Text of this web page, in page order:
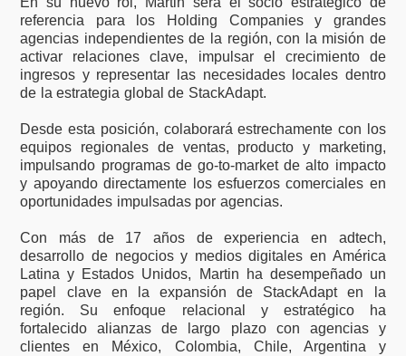
referencia para los Holding Companies y grandes
agencias independientes de la región, con la misión de
activar relaciones clave, impulsar el crecimiento de
ingresos y representar las necesidades locales dentro
de la estrategia global de StackAdapt.
Desde esta posición, colaborará estrechamente con los
equipos regionales de ventas, producto y marketing,
impulsando programas de go-to-market de alto impacto
y apoyando directamente los esfuerzos comerciales en
oportunidades impulsadas por agencias.
Con más de 17 años de experiencia en adtech,
desarrollo de negocios y medios digitales en América
Latina y Estados Unidos, Martin ha desempeñado un
papel clave en la expansión de StackAdapt en la
región. Su enfoque relacional y estratégico ha
fortalecido alianzas de largo plazo con agencias y
clientes en México, Colombia, Chile, Argentina y